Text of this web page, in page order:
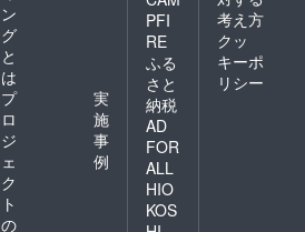
ン
グ
と
は
プ
ロ
ジ
ェ
ク
ト
の
実
施
事
例
PFI
RE
ふる
さと
納税
AD
FOR
ALL
HIO
KOS
考え方
クッ
キーポ
リシー